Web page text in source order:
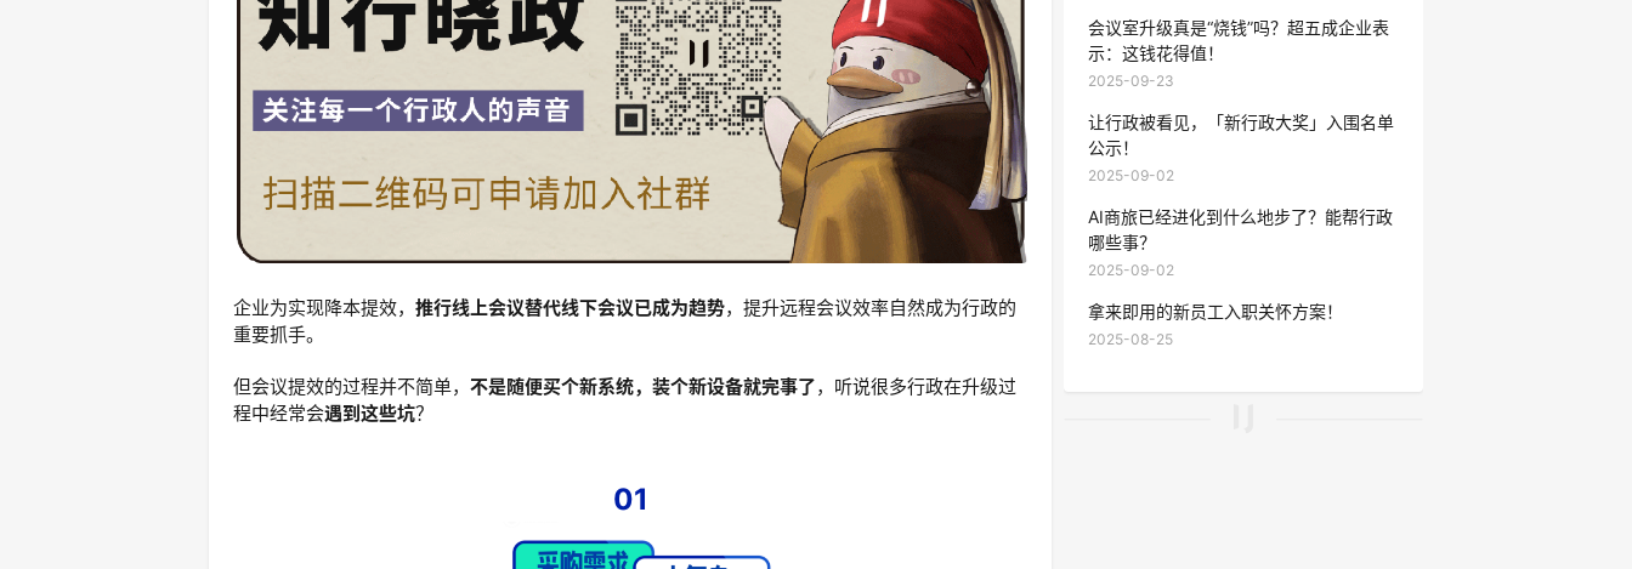
企业为实现降本提效， 推行线上会议替代线下会议已成为趋势，提升远程会议效率自然成为行政的
重要抓手。
但会议提效的过程并不简单， 不是随便买个新系统，装个新设备就完事了，听说很多行政在升级过
程中经常会遇到这些坑？
01
会议室升级真是“烧钱”吗？超五成企业表
示：这钱花得值！​​
2025-09-23
让行政被看见，「新行政大奖」入围名单
公示！
2025-09-02
AI商旅已经进化到什么地步了？能帮行政
哪些事？
2025-09-02
拿来即用的新员工入职关怀方案！
2025-08-25